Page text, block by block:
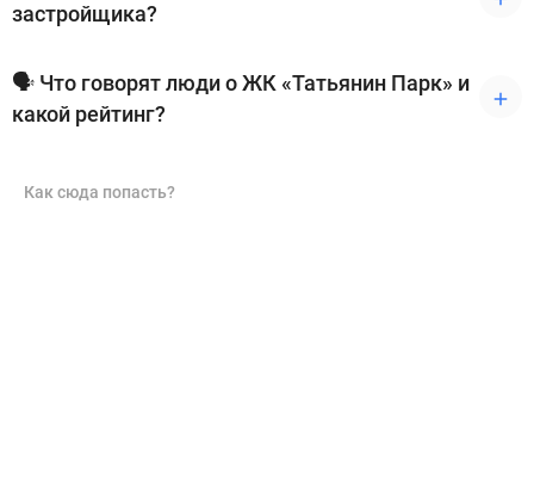
застройщика?
🗣 Что говорят люди о ЖК «Татьянин Парк» и
какой рейтинг?
Как сюда попасть?